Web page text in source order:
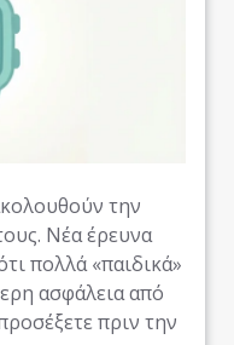
την
Νέα έρευνα
πολλά «παιδικά»
ασφάλεια από
πριν την